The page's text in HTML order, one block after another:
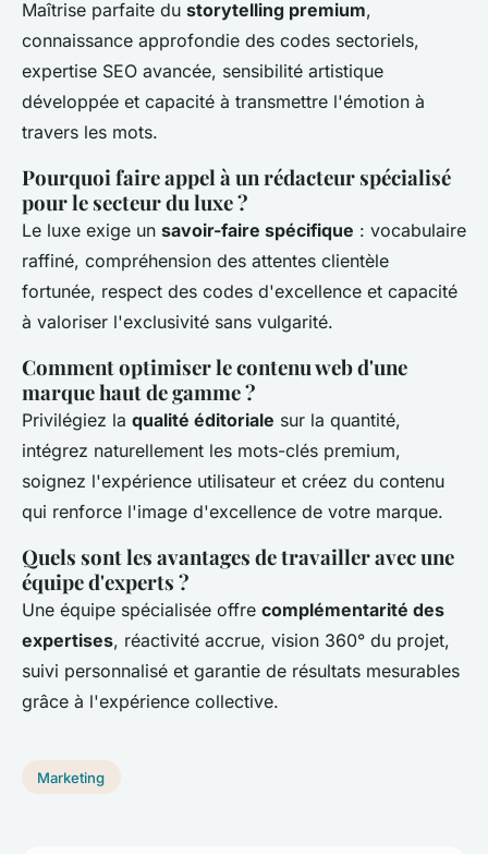
Maîtrise parfaite du storytelling premium,
connaissance approfondie des codes sectoriels,
expertise SEO avancée, sensibilité artistique
développée et capacité à transmettre l'émotion à
travers les mots.
Pourquoi faire appel à un rédacteur spécialisé
pour le secteur du luxe ?
Le luxe exige un savoir-faire spécifique : vocabulaire
raffiné, compréhension des attentes clientèle
fortunée, respect des codes d'excellence et capacité
à valoriser l'exclusivité sans vulgarité.
Comment optimiser le contenu web d'une
marque haut de gamme ?
Privilégiez la qualité éditoriale sur la quantité,
intégrez naturellement les mots-clés premium,
soignez l'expérience utilisateur et créez du contenu
qui renforce l'image d'excellence de votre marque.
Quels sont les avantages de travailler avec une
équipe d'experts ?
Une équipe spécialisée offre complémentarité des
expertises, réactivité accrue, vision 360° du projet,
suivi personnalisé et garantie de résultats mesurables
grâce à l'expérience collective.
Marketing